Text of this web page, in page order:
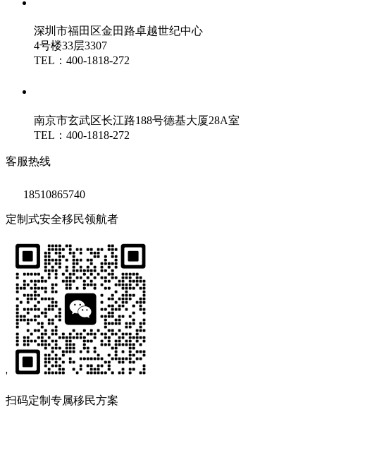
深圳市福田区金田路卓越世纪中心
4号楼33层3307
TEL：400-1818-272
南京市玄武区长江路188号德基大厦28A室
TEL：400-1818-272
客服热线
18510865740
定制式安全移民领航者
'
扫码定制专属移民方案